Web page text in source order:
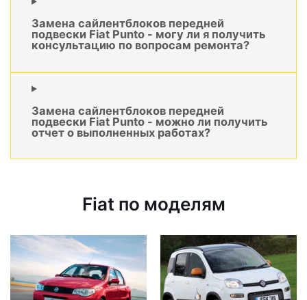
Замена сайлентблоков передней
подвески Fiat Punto - могу ли я получить
консультацию по вопросам ремонта?
Замена сайлентблоков передней
подвески Fiat Punto - можно ли получить
отчет о выполненных работах?
Fiat по моделям